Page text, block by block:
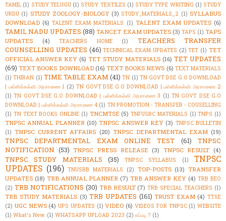
TAMIL (1) STUDY TELUGU (1) STUDY TEXTILES (1) STUDY TYPE WRITING (1) STUDY
URDU (1) STUDY ZOOLOGY-BIOLOGY (3) STUDY_MATERIALS_2 (1) SYLLABUS
DOWNLOAD (6) TALENT EXAM MATERIALS (1) TALENT EXAM UPDATES (6)
TAMIL NADU UPDATES (88) TANCET EXAM UPDATES (3) TAPS (1) TAPS
UPDATES
(4) TEACHERS HOME (1)
TEACHERS TRANSFER
COUNSELLING UPDATES (46) TECHNICAL EXAM UPDATES (2) TET (1) TET
OFFICIAL ANSWER KEY (6) TET STUDY MATERIALS (16) TET UPDATES
(69) TEXT BOOKS DOWNLOAD (16) TEXT BOOKS NEWS (6) TEXT MATERIALS
(1) THIRAN (1) TIME TABLE EXAM (41) TN (1) TN GOVT DSE G.O DOWNLOAD
| பள்ளிக்கல்வி அரசாணை 1 (2) TN GOVT DSE G.O DOWNLOAD | பள்ளிக்கல்வி அரசாணை 2
(1) TN GOVT DSE G.O DOWNLOAD | பள்ளிக்கல்வி அரசாணை 3 (1) TN GOVT DSE G.O
DOWNLOAD | பள்ளிக்கல்வி அரசாணை 4 (1) TN PROMOTION - TRANSFER - COUSELLING
(1) TN TEXT BOOKS ONLINE (1) TNCMTSE (5) TNFUSRC MATERIALS (1) TNPS (1)
TNPSC ANNUAL PLANNER (10) TNPSC ANSWER KEY (3) TNPSC BULLETIN
(1) TNPSC CURRENT AFFAIRS (20) TNPSC DEPARTMENTAL EXAM (19)
TNPSC DEPARTMENTAL EXAM ONLINE TEST (61)
TNPSC
NOTIFICATION (53) TNPSC PRESS RELEASE (3) TNPSC RESULT (4)
TNPSC STUDY MATERIALS (35) TNPSC SYLLABUS (1)
TNPSC
UPDATES (196) TNUSRB MATERIALS (2) TOP-POSTS (13) TRANSFER
UPDATES (18) TRB ANNUAL PLANNER (7) TRB ANSWER KEY (4) TRB BEO
(2) TRB NOTIFICATIONS (30) TRB RESULT (7) TRB SPECIAL TEACHERS (1)
TRB STUDY MATERIALS (3) TRB UPDATES (161) TRUST EXAM (4) TTSE
(2) UGC NEWS (4) UPS UPDATES (1) VIDEO (6) VIDEOS FOR TNPSC (1) WEBSITE
(1) What's New. (1) WHATSAPP UPLOAD 2023 (2) எப்படி ? (1)